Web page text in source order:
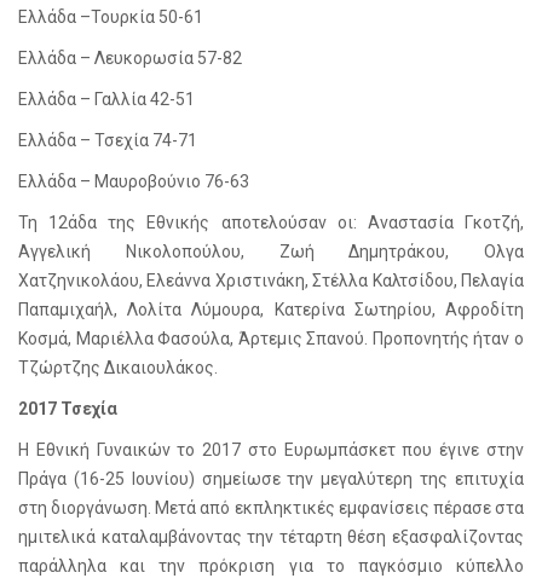
Ελλάδα –Τουρκία 50-61
Ελλάδα – Λευκορωσία 57-82
Ελλάδα – Γαλλία 42-51
Ελλάδα – Τσεχία 74-71
Ελλάδα – Μαυροβούνιο 76-63
Τη 12άδα της Εθνικής αποτελούσαν οι: Αναστασία Γκοτζή,
Αγγελική Νικολοπούλου, Ζωή Δημητράκου, Ολγα
Χατζηνικολάου, Ελεάννα Χριστινάκη, Στέλλα Καλτσίδου, Πελαγία
Παπαμιχαήλ, Λολίτα Λύμουρα, Κατερίνα Σωτηρίου, Αφροδίτη
Κοσμά, Μαριέλλα Φασούλα, Άρτεμις Σπανού. Προπονητής ήταν ο
Τζώρτζης Δικαιουλάκος.
2017 Τσεχία
Η Εθνική Γυναικών το 2017 στο Ευρωμπάσκετ που έγινε στην
Πράγα (16-25 Ιουνίου) σημείωσε την μεγαλύτερη της επιτυχία
στη διοργάνωση. Μετά από εκπληκτικές εμφανίσεις πέρασε στα
ημιτελικά καταλαμβάνοντας την τέταρτη θέση εξασφαλίζοντας
παράλληλα και την πρόκριση για το παγκόσμιο κύπελλο